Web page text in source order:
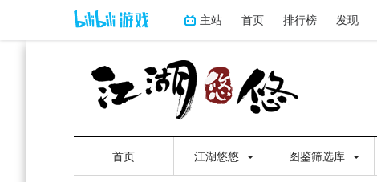
主站 首页 排行榜 发现
首页 江湖悠悠 图鉴筛选库